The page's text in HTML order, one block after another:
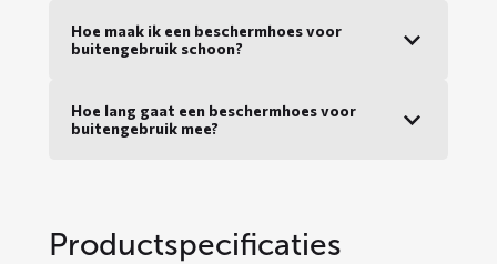
Hoe maak ik een beschermhoes voor
buitengebruik schoon?
Hoe lang gaat een beschermhoes voor
buitengebruik mee?
Productspecificaties